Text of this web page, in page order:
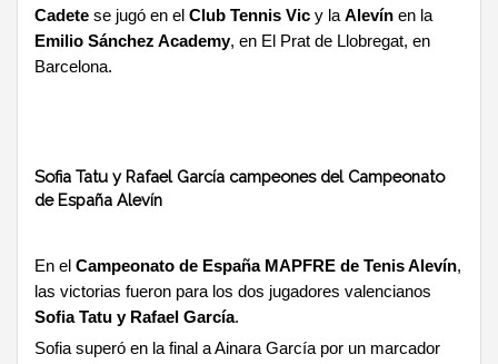
Cadete se jugó en el Club Tennis Vic y la Alevín en la
Emilio Sánchez Academy, en El Prat de Llobregat, en
Barcelona.
Sofia Tatu y Rafael García campeones del Campeonato
de España Alevín
En el Campeonato de España MAPFRE de Tenis Alevín,
las victorias fueron para los dos jugadores valencianos
Sofia Tatu y Rafael García.
Sofia superó en la final a Ainara García por un marcador